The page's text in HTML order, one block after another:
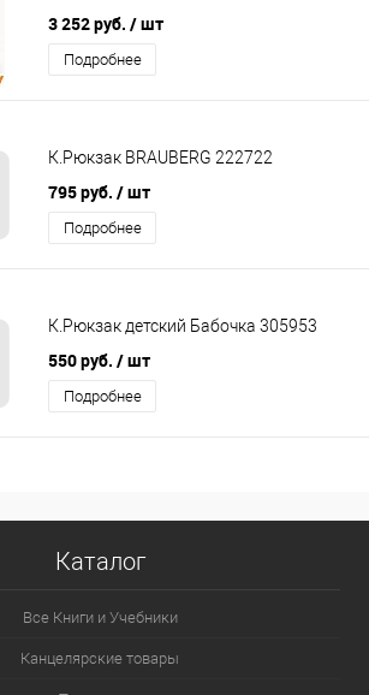
3 252 руб. / шт
Подробнее
К.Рюкзак BRAUBERG 222722
795 руб. / шт
Подробнее
К.Рюкзак детский Бабочка 305953
550 руб. / шт
Подробнее
Каталог
Все Книги и Учебники
Канцелярские товары